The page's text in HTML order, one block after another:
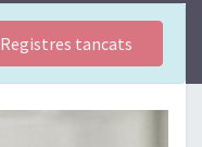
Registres tancats